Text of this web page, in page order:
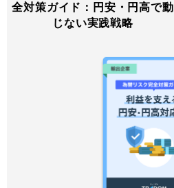
全対策ガイド：円安・円高で動
じない実践戦略